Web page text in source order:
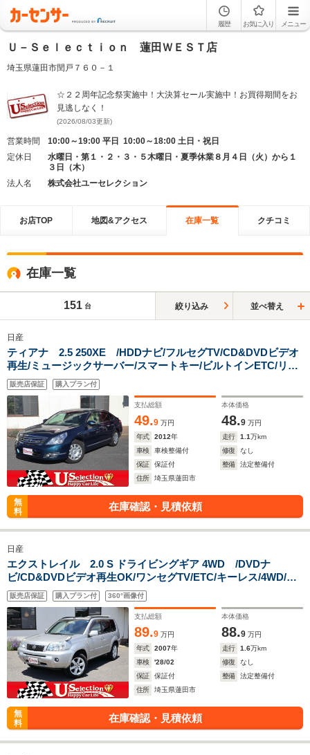
履歴 お気に入り メニュー
Ｕ－Ｓｅｌｅｃｔｉｏｎ 蓮田ＷＥＳＴ店
埼玉県蓮田市閏戸７６０－１
☆２２周年記念祭実施中！大決算セール実施中！お買得期間をお
見逃しなく！
(2026/08/03更新)
営業時間
10:00～19:00 平日 10:00～18:00 土日・祝日
定休日
水曜日・第１・２・３・５木曜日・夏季休業８月４日（火）から１
３日（木）
法人名
株式会社ユーセレクション
お店TOP 地図&アクセス 在庫一覧 クチコミ
在庫一覧
151 台 絞り込み 並べ替え
日産
ティアナ 2.5 250XE /HDDナビ/フルセグTV/CD&DVDビデオ
再生/ミュージックサーバー/スマートキー/ビルトインETC/リア
3面ダークガラス
販売店保証 購入プラン付
支払総額
49.9 万円
本体価格
48.9 万円
年式
2012年 走行 1.1万km
車検
車検整備付 修復
なし
保証
保証付 整備
法定整備付
住所
埼玉県蓮田市
無
料
在庫確認・見積依頼
日産
エクストレイル 2.0 S ドライビングギア 4WD /DVDナ
ビ/CD&DVDビデオ再生OK/ワンセグTV/ETC/キーレス/4WD/リ
アスポ/リア5面ダークガラス/純正アルミ/車検10年2月
販売店保証 購入プラン付 360°画像付
支払総額
89.9 万円
本体価格
88.9 万円
年式
2007年 走行 1.6万km
車検
'28/02 修復
なし
保証
保証付 整備
法定整備付
住所
埼玉県蓮田市
無
料
在庫確認・見積依頼